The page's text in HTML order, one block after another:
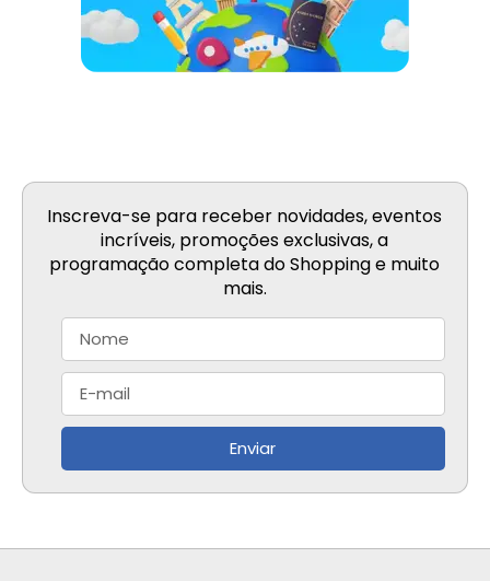
Inscreva-se para receber novidades, eventos
incríveis, promoções exclusivas, a
programação completa do Shopping e muito
mais.
Enviar